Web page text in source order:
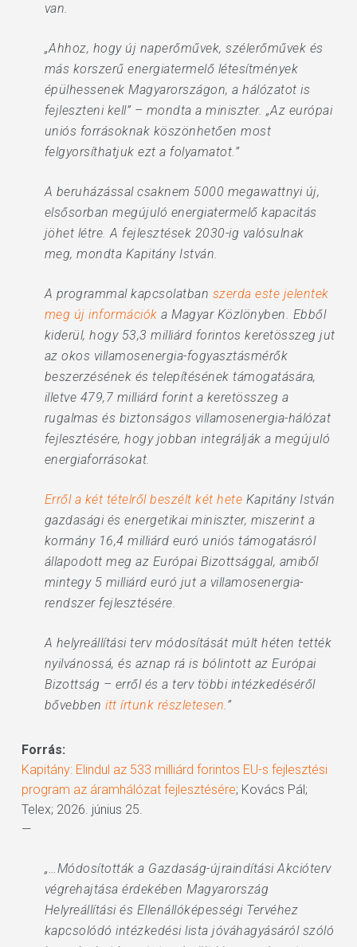
van.
„Ahhoz, hogy új naperőművek, szélerőművek és
más korszerű energiatermelő létesítmények
épülhessenek Magyarországon, a hálózatot is
fejleszteni kell” – mondta a miniszter. „Az európai
uniós forrásoknak köszönhetően most
felgyorsíthatjuk ezt a folyamatot.”
A beruházással csaknem 5000 megawattnyi új,
elsősorban megújuló energiatermelő kapacitás
jöhet létre. A fejlesztések 2030-ig valósulnak
meg, mondta Kapitány István.
A programmal kapcsolatban szerda este jelentek
meg új információk a Magyar Közlönyben. Ebből
kiderül, hogy 53,3 milliárd forintos keretösszeg jut
az okos villamosenergia-fogyasztásmérők
beszerzésének és telepítésének támogatására,
illetve 479,7 milliárd forint a keretösszeg a
rugalmas és biztonságos villamosenergia-hálózat
fejlesztésére, hogy jobban integrálják a megújuló
energiaforrásokat.
Erről a két tételről beszélt két hete Kapitány István
gazdasági és energetikai miniszter, miszerint a
kormány 16,4 milliárd euró uniós támogatásról
állapodott meg az Európai Bizottsággal, amiből
mintegy 5 milliárd euró jut a villamosenergia-
rendszer fejlesztésére.
A helyreállítási terv módosítását múlt héten tették
nyilvánossá, és aznap rá is bólintott az Európai
Bizottság – erről és a terv többi intézkedéséről
bővebbenitt írtunk részletesen.”
Forrás:
Kapitány: Elindul az 533 milliárd forintos EU-s fejlesztési
program az áramhálózat fejlesztésére; Kovács Pál;
Telex; 2026. június 25.
—
„…Módosították a Gazdaság-újraindítási Akcióterv
végrehajtása érdekében Magyarország
Helyreállítási és Ellenállóképességi Tervéhez
kapcsolódó intézkedési lista jóváhagyásáról szóló